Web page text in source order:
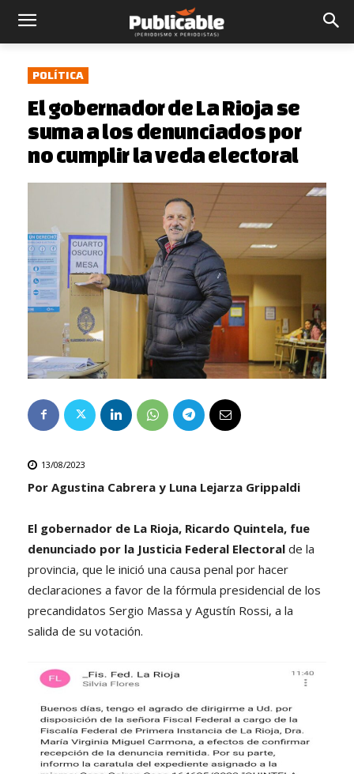
POLÍTICA
El gobernador de La Rioja se
suma a los denunciados por
no cumplir la veda electoral
13/08/2023
Por Agustina Cabrera y Luna Lejarza Grippaldi
El gobernador de La Rioja, Ricardo Quintela, fue
denunciado por la Justicia Federal Electoral de la
provincia, que le inició una causa penal por hacer
declaraciones a favor de la fórmula presidencial de los
precandidatos Sergio Massa y Agustín Rossi, a la
salida de su votación.